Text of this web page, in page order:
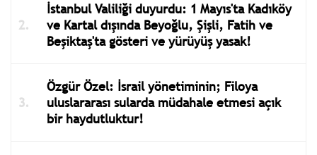
İstanbul Valiliği duyurdu: 1 Mayıs'ta Kadıköy
ve Kartal dışında Beyoğlu, Şişli, Fatih ve
Beşiktaş'ta gösteri ve yürüyüş yasak!
Özgür Özel: İsrail yönetiminin; Filoya
uluslararası sularda müdahale etmesi açık
bir haydutluktur!